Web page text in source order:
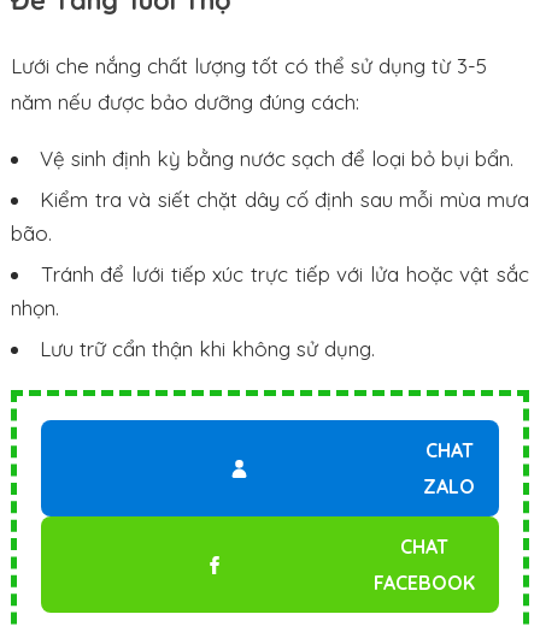
Lưới che nắng chất lượng tốt có thể sử dụng từ 3-5
năm nếu được bảo dưỡng đúng cách:
Vệ sinh định kỳ bằng nước sạch để loại bỏ bụi bẩn.
Kiểm tra và siết chặt dây cố định sau mỗi mùa mưa
bão.
Tránh để lưới tiếp xúc trực tiếp với lửa hoặc vật sắc
nhọn.
Lưu trữ cẩn thận khi không sử dụng.
CHAT
ZALO
CHAT
FACEBOOK